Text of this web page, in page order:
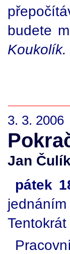
budete
Koukolík.
3. 3. 2006
Jan Čulík
pátek